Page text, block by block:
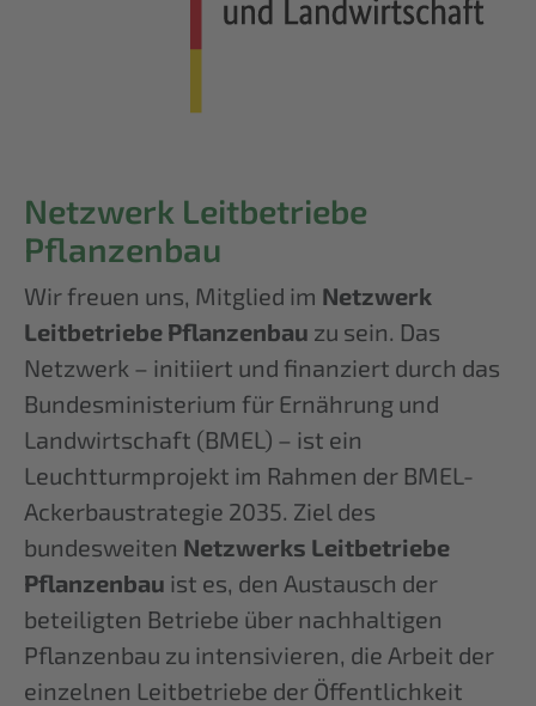
Netzwerk Leitbetriebe
Pflanzenbau
Wir freuen uns, Mitglied im Netzwerk
Leitbetriebe Pflanzenbau zu sein. Das
Netzwerk – initiiert und finanziert durch das
Bundesministerium für Ernährung und
Landwirtschaft (BMEL) – ist ein
Leuchtturmprojekt im Rahmen der BMEL-
Ackerbaustrategie 2035. Ziel des
bundesweiten Netzwerks Leitbetriebe
Pflanzenbau ist es, den Austausch der
beteiligten Betriebe über nachhaltigen
Pflanzenbau zu intensivieren, die Arbeit der
einzelnen Leitbetriebe der Öffentlichkeit